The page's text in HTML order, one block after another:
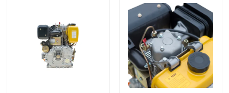
de servicio pesado
generales de
420×440×495 mm
para energía
industrial